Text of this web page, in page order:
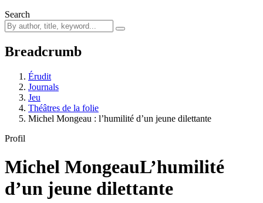
Search
Breadcrumb
Érudit
Journals
Jeu
Théâtres de la folie
Michel Mongeau : l’humilité d’un jeune dilettante
Profil
Michel MongeauL’humilité
d’un jeune dilettante